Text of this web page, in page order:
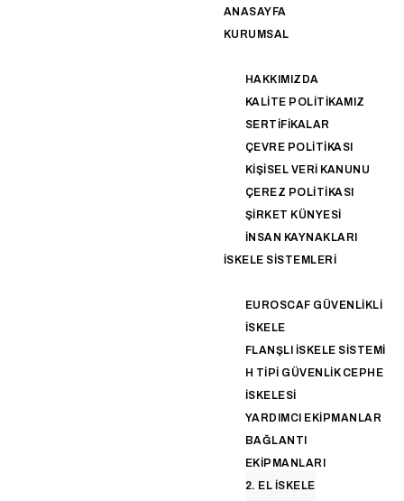
ANASAYFA
KURUMSAL
HAKKIMIZDA
KALITE POLITIKAMIZ
SERTIFIKALAR
ÇEVRE POLITIKASI
KIŞISEL VERI KANUNU
ÇEREZ POLITIKASI
ŞIRKET KÜNYESI
İNSAN KAYNAKLARI
İSKELE SISTEMLERI
EUROSCAF GÜVENLIKLI
İSKELE
FLANŞLI İSKELE SISTEMI
H TIPI GÜVENLIK CEPHE
İSKELESI
YARDIMCI EKIPMANLAR
BAĞLANTI
EKIPMANLARI
2. EL İSKELE